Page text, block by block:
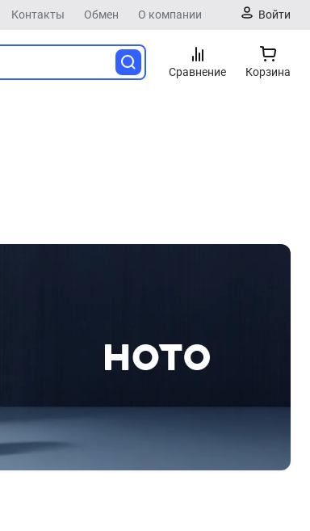
Контакты Обмен О компании Войти
Сравнение Корзина